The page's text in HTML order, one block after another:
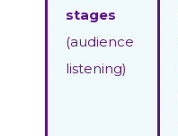
stages
(audience
listening)